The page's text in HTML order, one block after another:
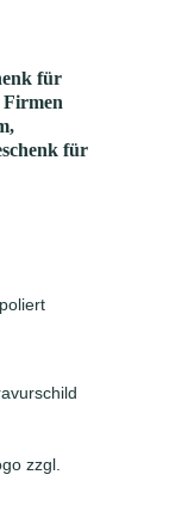
für
Firmen
für
zzgl.